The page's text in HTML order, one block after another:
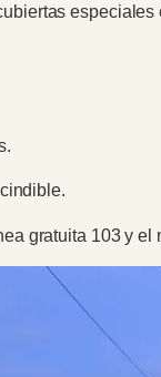
gratuita 103 y